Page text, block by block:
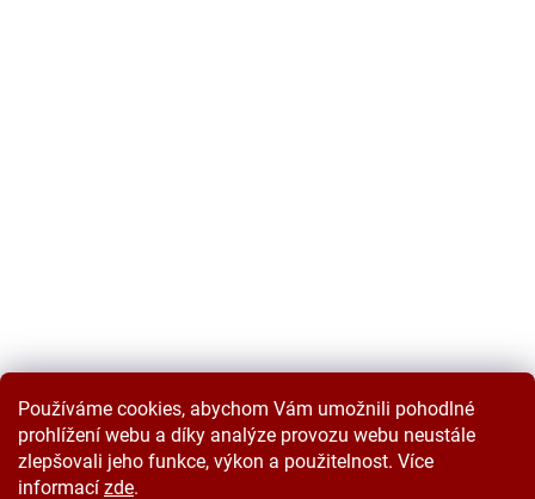
Používáme cookies, abychom Vám umožnili pohodlné
prohlížení webu a díky analýze provozu webu neustále
zlepšovali jeho funkce, výkon a použitelnost. Více
informací zde.